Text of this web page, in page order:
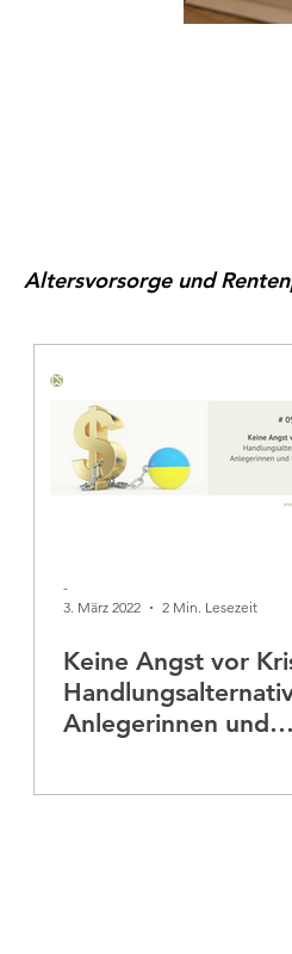
Altersvorsorge und
Nachhaltige Geldanlage
Geldanlage für Frauen 45+
Finanzen für Frauen 45+
-
3. März 2022
2 Min. Lesezeit
Keine Angst vor
Anlegerinnen und